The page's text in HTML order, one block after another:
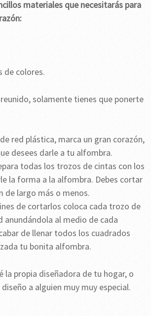
materiales que necesitarás para
de colores.
solamente tienes que ponerte
red plástica, marca un gran corazón,
desees darle a tu alfombra.
todas los trozos de cintas con los
la forma a la alfombra. Debes cortar
de largo más o menos.
de cortarlos coloca cada trozo de
anundándola al medio de cada
de llenar todos los cuadrados
tu bonita alfombra.
la propia diseñadora de tu hogar, o
a alguien muy muy especial.